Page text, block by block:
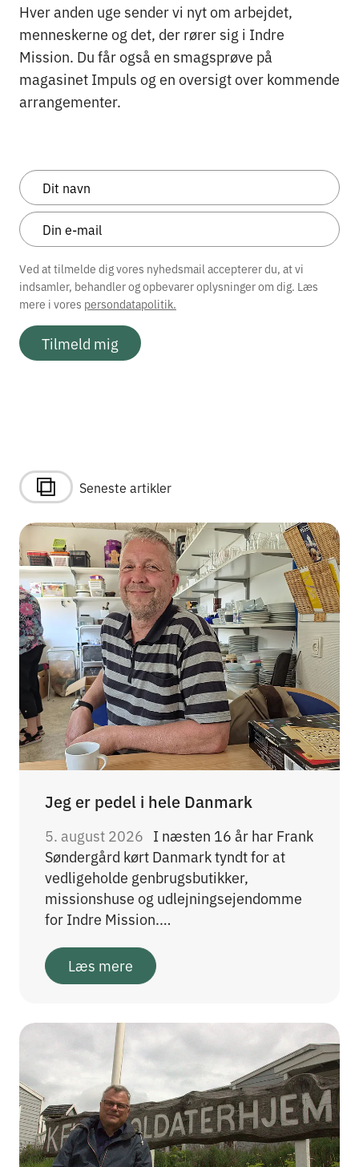
Hver anden uge sender vi nyt om arbejdet,
menneskerne og det, der rører sig i Indre
Mission. Du får også en smagsprøve på
magasinet Impuls og en oversigt over kommende
arrangementer.
Ved at tilmelde dig vores nyhedsmail accepterer du, at vi
indsamler, behandler og opbevarer oplysninger om dig. Læs
mere i vores persondatapolitik.
Tilmeld mig
Seneste artikler
Jeg er pedel i hele Danmark
5. august 2026 I næsten 16 år har Frank
Søndergård kørt Danmark tyndt for at
vedligeholde genbrugsbutikker,
missionshuse og udlejningsejendomme
for Indre Mission.…
Læs mere